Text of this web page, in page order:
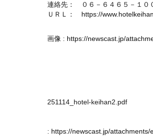
連絡先： ０６－６４６５－１０
ＵＲＬ： https://
画像 : https://newscast.jp/
251114_hotel-keihan2.pdf
: https://newscast.jp/